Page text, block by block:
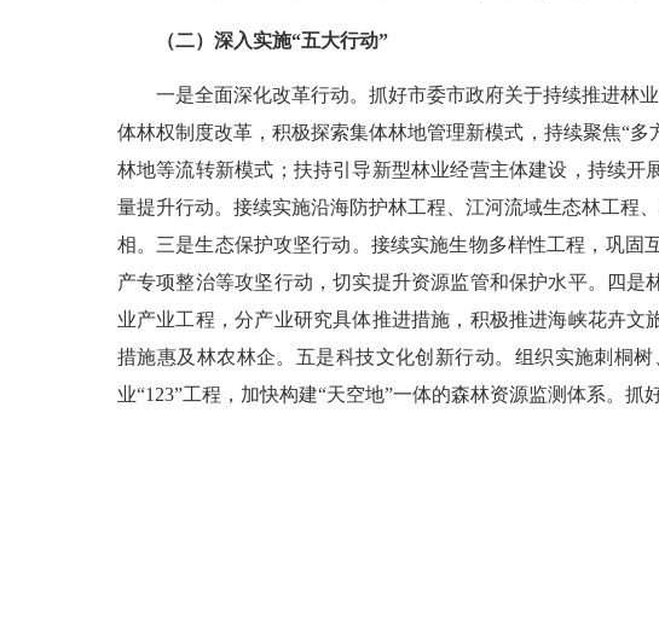
（二）深入实施“五大行动”
一是全面深化改革行动。抓好市委市政府关于持续推进林
体林权制度改革，积极探索集体林地管理新模式，持续聚焦“
林地等流转新模式；扶持引导新型林业经营主体建设，持续
量提升行动。接续实施沿海防护林工程、江河流域生态林工程
相。三是生态保护攻坚行动。接续实施生物多样性工程，巩固
产专项整治等攻坚行动，切实提升资源监管和保护水平。四
业产业工程，分产业研究具体推进措施，积极推进海峡花卉
措施惠及林农林企。五是科技文化创新行动。组织实施刺桐
业“123”工程，加快构建“天空地”一体的森林资源监测体系。